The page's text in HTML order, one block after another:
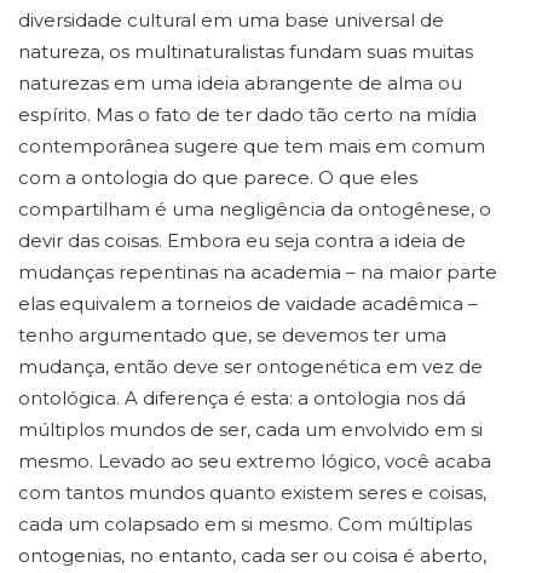
diversidade cultural em uma base universal de
natureza, os multinaturalistas fundam suas muitas
naturezas em uma ideia abrangente de alma ou
espírito. Mas o fato de ter dado tão certo na mídia
contemporânea sugere que tem mais em comum
com a ontologia do que parece. O que eles
compartilham é uma negligência da ontogênese, o
devir das coisas. Embora eu seja contra a ideia de
mudanças repentinas na academia – na maior parte
elas equivalem a torneios de vaidade acadêmica –
tenho argumentado que, se devemos ter uma
mudança, então deve ser ontogenética em vez de
ontológica. A diferença é esta: a ontologia nos dá
múltiplos mundos de ser, cada um envolvido em si
mesmo. Levado ao seu extremo lógico, você acaba
com tantos mundos quanto existem seres e coisas,
cada um colapsado em si mesmo. Com múltiplas
ontogenias, no entanto, cada ser ou coisa é aberto,